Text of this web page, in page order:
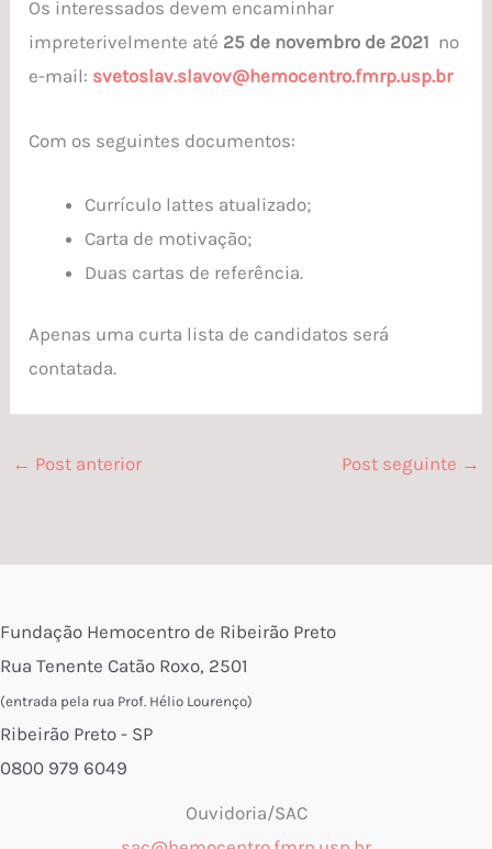
Os interessados devem encaminhar
impreterivelmente até 25 de novembro de 2021 no
e-mail: svetoslav.slavov@hemocentro.fmrp.usp.br
Com os seguintes documentos:
Currículo lattes atualizado;
Carta de motivação;
Duas cartas de referência.
Apenas uma curta lista de candidatos será
contatada.
← Post anterior Post seguinte →
Fundação Hemocentro de Ribeirão Preto
Rua Tenente Catão Roxo, 2501
(entrada pela rua Prof. Hélio Lourenço)
Ribeirão Preto - SP
0800 979 6049
Ouvidoria/SAC